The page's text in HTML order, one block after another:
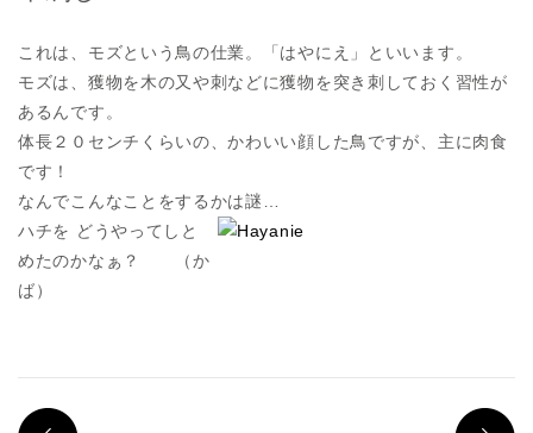
これは、モズという鳥の仕業。「はやにえ」といいます。
モズは、獲物を木の又や刺などに獲物を突き刺しておく習性が
あるんです。
体長２０センチくらいの、かわいい顔した鳥ですが、主に肉食
です！
なんでこんなことをするかは謎…
ハチを どうやってしと
めたのかなぁ？ （か
ば）